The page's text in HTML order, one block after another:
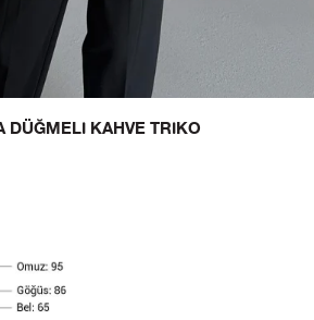
DÜĞMELI KAHVE TRIKO